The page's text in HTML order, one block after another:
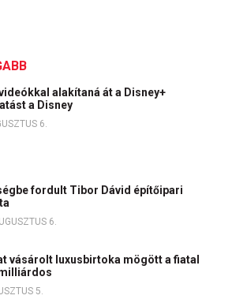
alakítaná át a Disney+
a Disney
6.
fordult Tibor Dávid építőipari
6.
vásárolt luxusbirtoka mögött a fiatal
5.